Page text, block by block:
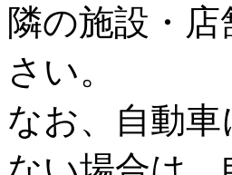
隣の施設・
さい。
なお、自動